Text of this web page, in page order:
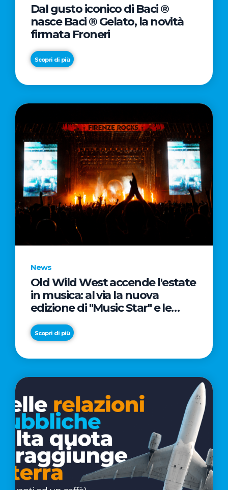
Dal gusto iconico di Baci ®
nasce Baci ® Gelato, la novità
firmata Froneri
Scopri di più
News
Old Wild West accende l'estate
in musica: al via la nuova
edizione di "Music Star" e le
prestigiose partnership con
Radio Italia e Live Nation
Scopri di più